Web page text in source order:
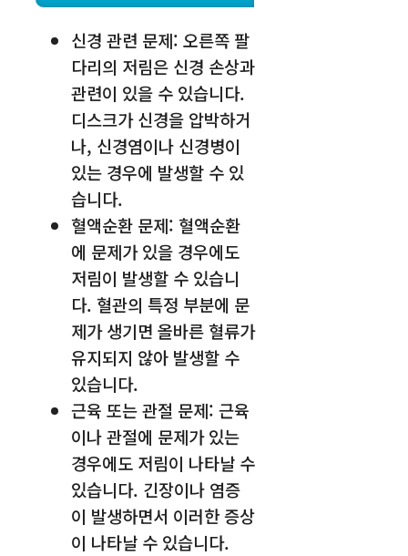
신경 관련 문제: 오른쪽 팔
다리의 저림은 신경 손상과
관련이 있을 수 있습니다.
디스크가 신경을 압박하거
나, 신경염이나 신경병이
있는 경우에 발생할 수 있
습니다.
혈액순환 문제: 혈액순환
에 문제가 있을 경우에도
저림이 발생할 수 있습니
다. 혈관의 특정 부분에 문
제가 생기면 올바른 혈류가
유지되지 않아 발생할 수
있습니다.
근육 또는 관절 문제: 근육
이나 관절에 문제가 있는
경우에도 저림이 나타날 수
있습니다. 긴장이나 염증
이 발생하면서 이러한 증상
이 나타날 수 있습니다.